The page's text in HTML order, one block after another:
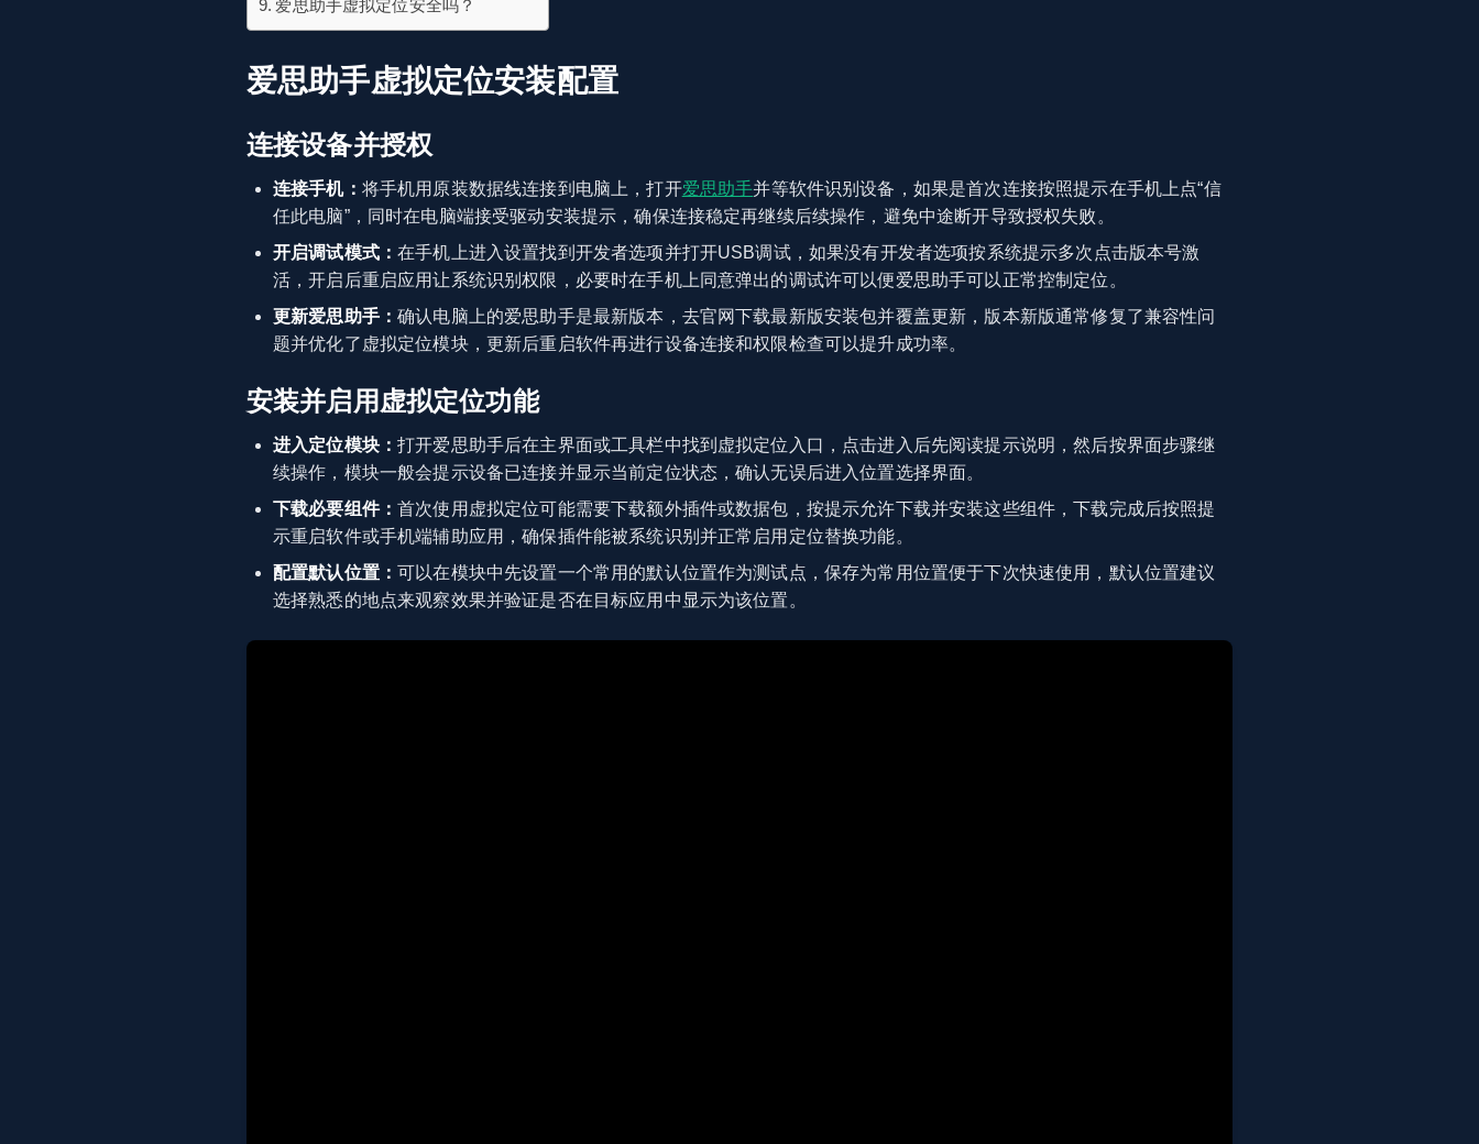
爱思助手虚拟定位安全吗？
爱思助手虚拟定位安装配置
连接设备并授权
连接手机： 将手机用原装数据线连接到电脑上，打开爱思助手并等软件识别设备，如果是首次连接按照提示在手机上点“信
任此电脑”，同时在电脑端接受驱动安装提示，确保连接稳定再继续后续操作，避免中途断开导致授权失败。
开启调试模式：在手机上进入设置找到开发者选项并打开USB调试，如果没有开发者选项按系统提示多次点击版本号激
活，开启后重启应用让系统识别权限，必要时在手机上同意弹出的调试许可以便爱思助手可以正常控制定位。
更新爱思助手：确认电脑上的爱思助手是最新版本，去官网下载最新版安装包并覆盖更新，版本新版通常修复了兼容性问
题并优化了虚拟定位模块，更新后重启软件再进行设备连接和权限检查可以提升成功率。
安装并启用虚拟定位功能
进入定位模块：打开爱思助手后在主界面或工具栏中找到虚拟定位入口，点击进入后先阅读提示说明，然后按界面步骤继
续操作，模块一般会提示设备已连接并显示当前定位状态，确认无误后进入位置选择界面。
下载必要组件：首次使用虚拟定位可能需要下载额外插件或数据包，按提示允许下载并安装这些组件，下载完成后按照提
示重启软件或手机端辅助应用，确保插件能被系统识别并正常启用定位替换功能。
配置默认位置：可以在模块中先设置一个常用的默认位置作为测试点，保存为常用位置便于下次快速使用，默认位置建议
选择熟悉的地点来观察效果并验证是否在目标应用中显示为该位置。